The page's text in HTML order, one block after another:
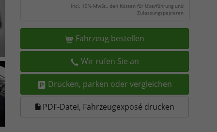
incl. 19% MwSt., den Kosten für Überführung und
Zulassungspapieren
Fahrzeug bestellen
Wir rufen Sie an
Drucken, parken oder vergleichen
PDF-Datei, Fahrzeugexposé drucken